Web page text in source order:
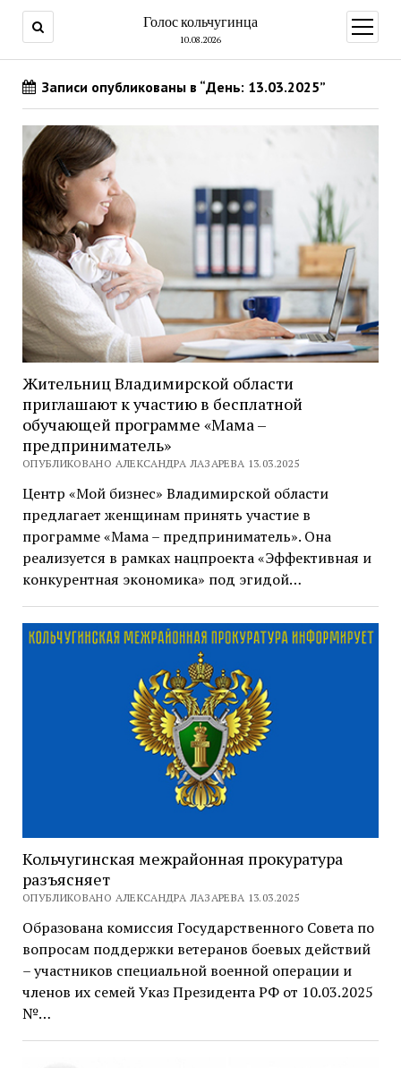
Голос кольчугинца
10.08.2026
меню
Записи опубликованы в “День: 13.03.2025”
Жительниц Владимирской области
приглашают к участию в бесплатной
обучающей программе «Мама –
предприниматель»
ОПУБЛИКОВАНО АЛЕКСАНДРА ЛАЗАРЕВА 13.03.2025
Центр «Мой бизнес» Владимирской области
предлагает женщинам принять участие в
программе «Мама – предприниматель». Она
реализуется в рамках нацпроекта «Эффективная и
конкурентная экономика» под эгидой…
Кольчугинская межрайонная прокуратура
разъясняет
ОПУБЛИКОВАНО АЛЕКСАНДРА ЛАЗАРЕВА 13.03.2025
Образована комиссия Государственного Совета по
вопросам поддержки ветеранов боевых действий
– участников специальной военной операции и
членов их семей Указ Президента РФ от 10.03.2025
№…